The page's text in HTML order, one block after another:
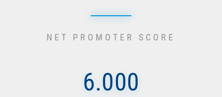
NET PROMOTER SCORE
6.000